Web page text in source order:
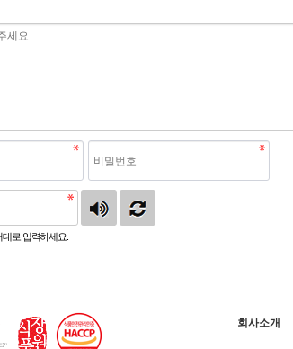
로 입력하세요.
회사소개